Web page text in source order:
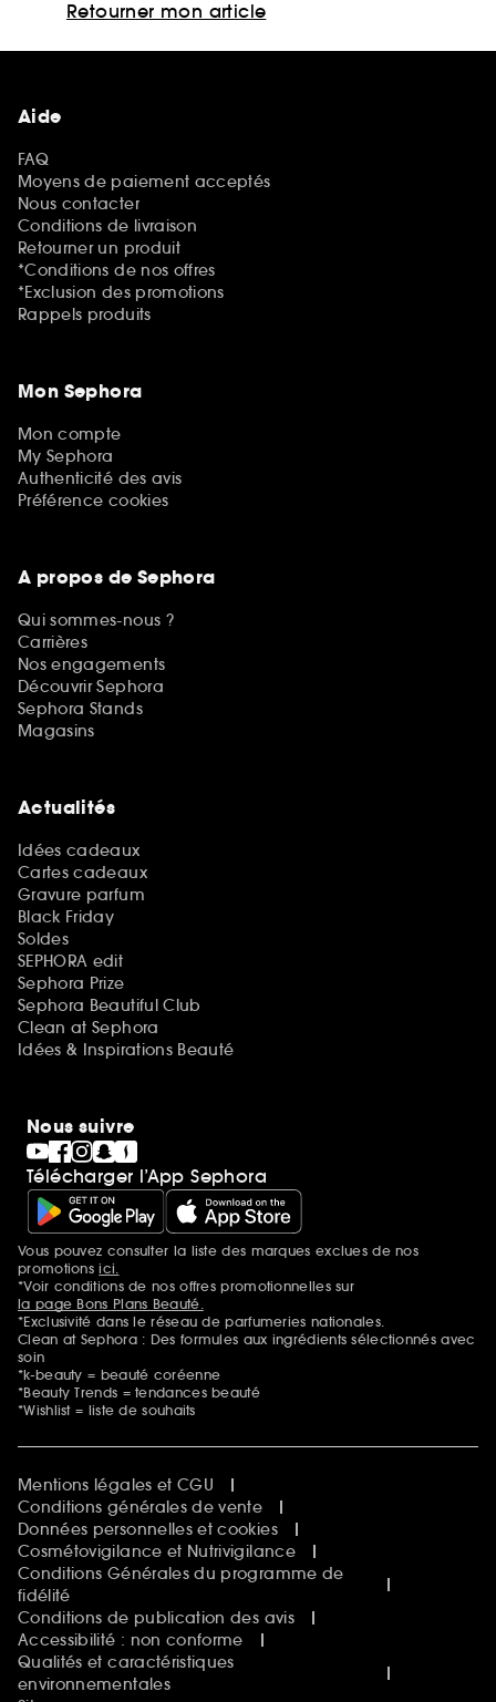
Retourner mon article
Aide
FAQ
Moyens de paiement acceptés
Nous contacter
Conditions de livraison
Retourner un produit
*Conditions de nos offres
*Exclusion des promotions
Rappels produits
Mon Sephora
Mon compte
My Sephora
Authenticité des avis
Préférence cookies
A propos de Sephora
Qui sommes-nous ?
Carrières
Nos engagements
Découvrir Sephora
Sephora Stands
Magasins
Actualités
Idées cadeaux
Cartes cadeaux
Gravure parfum
Black Friday
Soldes
SEPHORA edit
Sephora Prize
Sephora Beautiful Club
Clean at Sephora
Idées & Inspirations Beauté
Nous suivre
Télécharger l’App Sephora
Mentions additionnelles
Vous pouvez consulter la liste des marques exclues de nos
promotionsici.
*Voir conditions de nos offres promotionnelles sur
la page Bons Plans Beauté.
*Exclusivité dans le réseau de parfumeries nationales.
Clean at Sephora : Des formules aux ingrédients sélectionnés avec
soin
*k-beauty = beauté coréenne
*Beauty Trends = tendances beauté
*Wishlist = liste de souhaits
Mentions légales et CGU
Conditions générales de vente
Données personnelles et cookies
Cosmétovigilance et Nutrivigilance
Conditions Générales du programme de
fidélité
Conditions de publication des avis
Accessibilité : non conforme
Qualités et caractéristiques
environnementales